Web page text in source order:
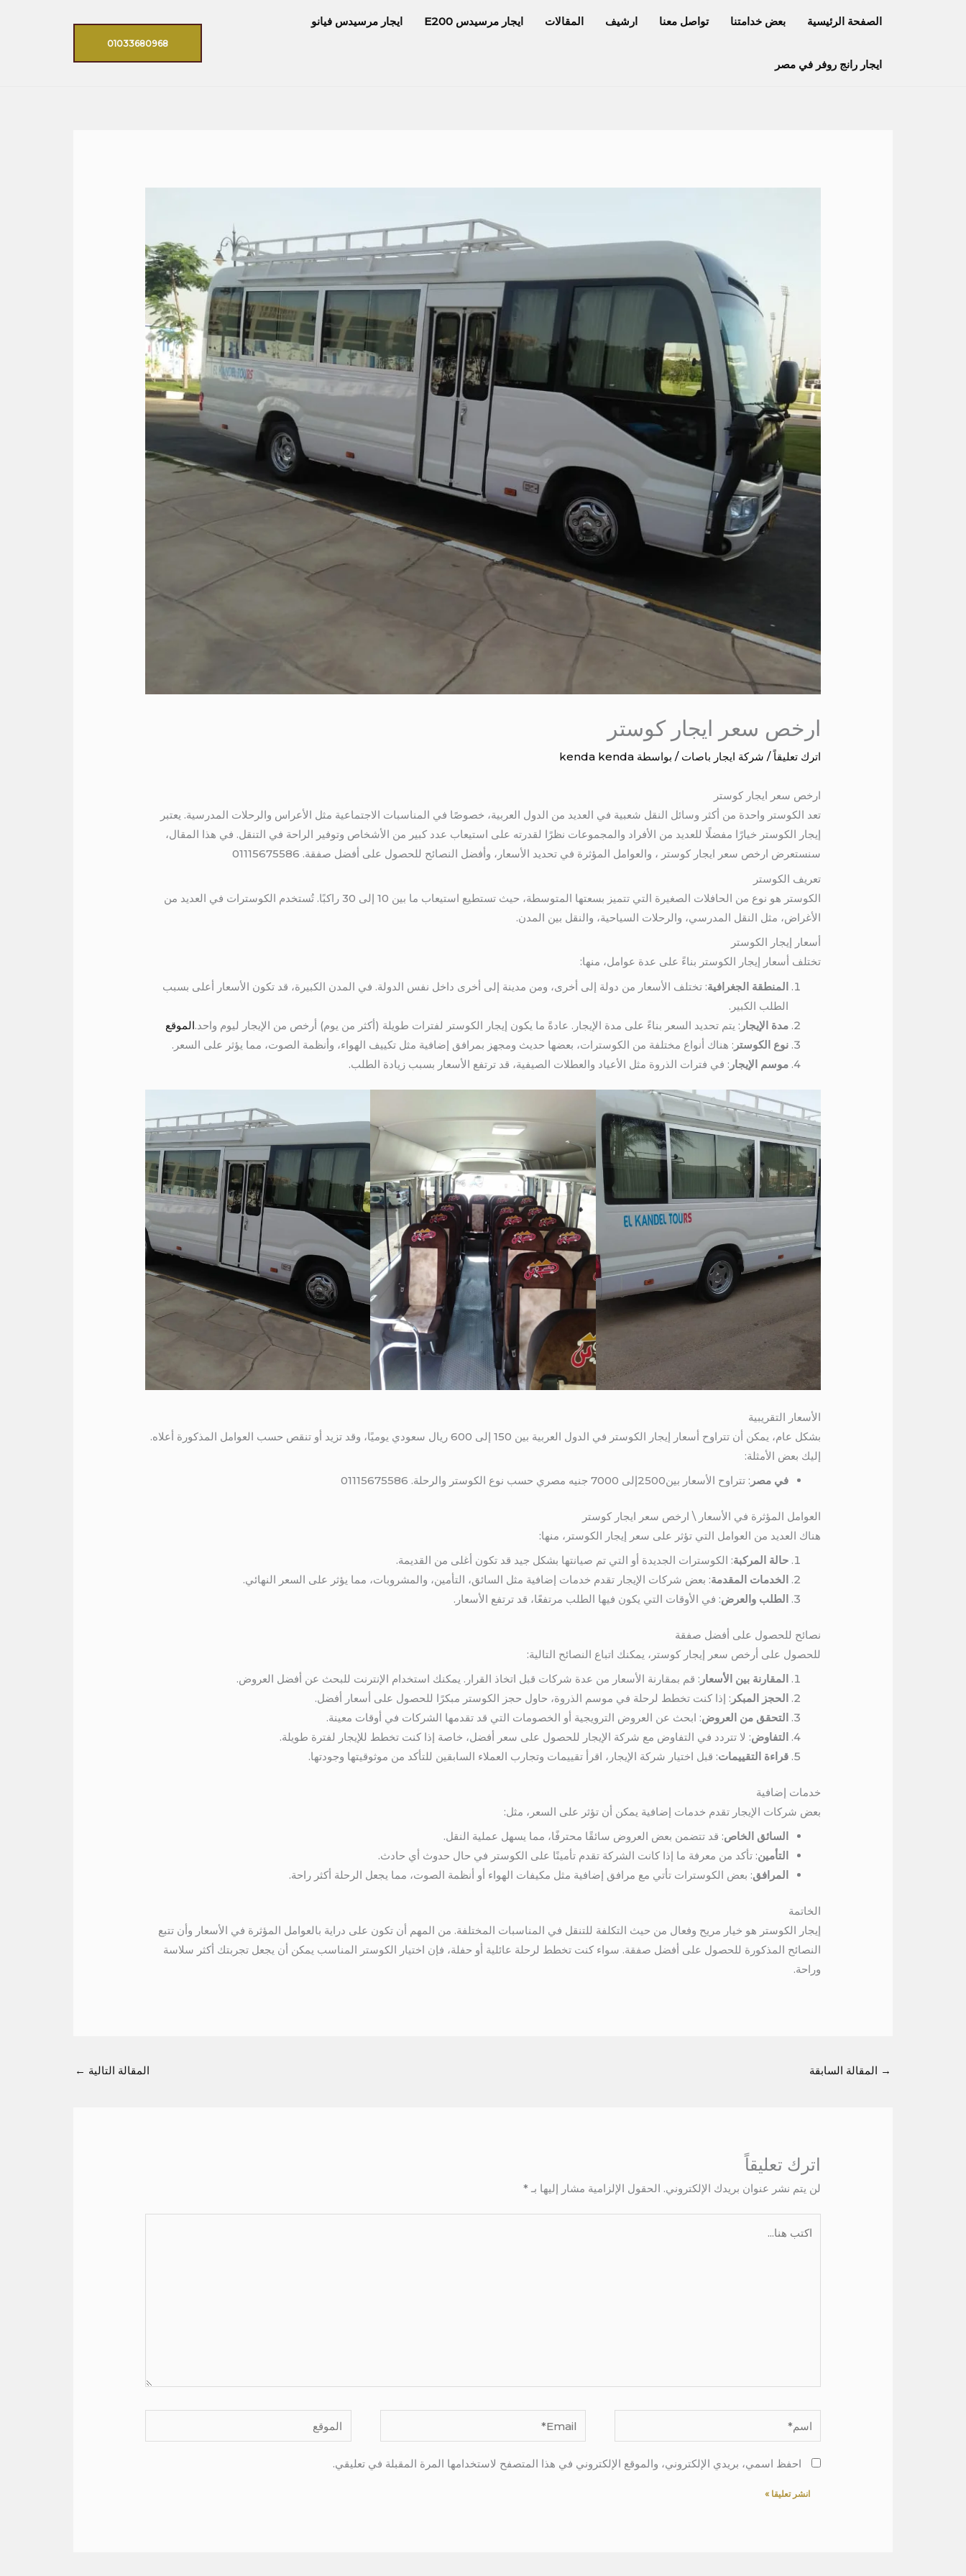
الصفحة الرئيسية بعض خدامتنا تواصل معنا ارشيف المقالات ايجار مرسيدس E200 ايجار مرسيدس فيانو
ايجار رانج روفر في مصر
01033680968
ارخص سعر ايجار كوستر
اترك تعليقاً / شركة ايجار باصات / بواسطة kenda kenda
ارخص سعر ايجار كوستر
تعد الكوستر واحدة من أكثر وسائل النقل شعبية في العديد من الدول العربية، خصوصًا في المناسبات الاجتماعية مثل الأعراس والرحلات المدرسية. يعتبر
إيجار الكوستر خيارًا مفضلًا للعديد من الأفراد والمجموعات نظرًا لقدرته على استيعاب عدد كبير من الأشخاص وتوفير الراحة في التنقل. في هذا المقال،
سنستعرض ارخص سعر ايجار كوستر ، والعوامل المؤثرة في تحديد الأسعار، وأفضل النصائح للحصول على أفضل صفقة. 01115675586
تعريف الكوستر
الكوستر هو نوع من الحافلات الصغيرة التي تتميز بسعتها المتوسطة، حيث تستطيع استيعاب ما بين 10 إلى 30 راكبًا. تُستخدم الكوسترات في العديد من
الأغراض، مثل النقل المدرسي، والرحلات السياحية، والنقل بين المدن.
أسعار إيجار الكوستر
تختلف أسعار إيجار الكوستر بناءً على عدة عوامل، منها:
المنطقة الجغرافية: تختلف الأسعار من دولة إلى أخرى، ومن مدينة إلى أخرى داخل نفس الدولة. في المدن الكبيرة، قد تكون الأسعار أعلى بسبب
الطلب الكبير.
مدة الإيجار : يتم تحديد السعر بناءً على مدة الإيجار. عادةً ما يكون إيجار الكوستر لفترات طويلة (أكثر من يوم) أرخص من الإيجار ليوم واحد.الموقع
نوع الكوستر : هناك أنواع مختلفة من الكوسترات، بعضها حديث ومجهز بمرافق إضافية مثل تكييف الهواء، وأنظمة الصوت، مما يؤثر على السعر.
موسم الإيجار : في فترات الذروة مثل الأعياد والعطلات الصيفية، قد ترتفع الأسعار بسبب زيادة الطلب.
الأسعار التقريبية
بشكل عام، يمكن أن تتراوح أسعار إيجار الكوستر في الدول العربية بين 150 إلى 600 ريال سعودي يوميًا، وقد تزيد أو تنقص حسب العوامل المذكورة أعلاه.
إليك بعض الأمثلة:
في مصر : تتراوح الأسعار بين2500إلى 7000 جنيه مصري حسب نوع الكوستر والرحلة. 01115675586
العوامل المؤثرة في الأسعار \ ارخص سعر ايجار كوستر
هناك العديد من العوامل التي تؤثر على سعر إيجار الكوستر، منها:
حالة المركبة: الكوسترات الجديدة أو التي تم صيانتها بشكل جيد قد تكون أغلى من القديمة.
الخدمات المقدمة: بعض شركات الإيجار تقدم خدمات إضافية مثل السائق، التأمين، والمشروبات، مما يؤثر على السعر النهائي.
الطلب والعرض: في الأوقات التي يكون فيها الطلب مرتفعًا، قد ترتفع الأسعار.
نصائح للحصول على أفضل صفقة
للحصول على أرخص سعر إيجار كوستر، يمكنك اتباع النصائح التالية:
المقارنة بين الأسعار : قم بمقارنة الأسعار من عدة شركات قبل اتخاذ القرار. يمكنك استخدام الإنترنت للبحث عن أفضل العروض.
الحجز المبكر : إذا كنت تخطط لرحلة في موسم الذروة، حاول حجز الكوستر مبكرًا للحصول على أسعار أفضل.
التحقق من العروض: ابحث عن العروض الترويجية أو الخصومات التي قد تقدمها الشركات في أوقات معينة.
التفاوض: لا تتردد في التفاوض مع شركة الإيجار للحصول على سعر أفضل، خاصة إذا كنت تخطط للإيجار لفترة طويلة.
قراءة التقييمات: قبل اختيار شركة الإيجار، اقرأ تقييمات وتجارب العملاء السابقين للتأكد من موثوقيتها وجودتها.
خدمات إضافية
بعض شركات الإيجار تقدم خدمات إضافية يمكن أن تؤثر على السعر، مثل:
السائق الخاص: قد تتضمن بعض العروض سائقًا محترفًا، مما يسهل عملية النقل.
التأمين: تأكد من معرفة ما إذا كانت الشركة تقدم تأمينًا على الكوستر في حال حدوث أي حادث.
المرافق: بعض الكوسترات تأتي مع مرافق إضافية مثل مكيفات الهواء أو أنظمة الصوت، مما يجعل الرحلة أكثر راحة.
الخاتمة
إيجار الكوستر هو خيار مريح وفعال من حيث التكلفة للتنقل في المناسبات المختلفة. من المهم أن تكون على دراية بالعوامل المؤثرة في الأسعار وأن تتبع
النصائح المذكورة للحصول على أفضل صفقة. سواء كنت تخطط لرحلة عائلية أو حفلة، فإن اختيار الكوستر المناسب يمكن أن يجعل تجربتك أكثر سلاسة
وراحة.
→ المقالة السابقة المقالة التالية ←
اترك تعليقاً
لن يتم نشر عنوان بريدك الإلكتروني. الحقول الإلزامية مشار إليها بـ*
اسم* Email* الموقع
احفظ اسمي، بريدي الإلكتروني، والموقع الإلكتروني في هذا المتصفح لاستخدامها المرة المقبلة في تعليقي.